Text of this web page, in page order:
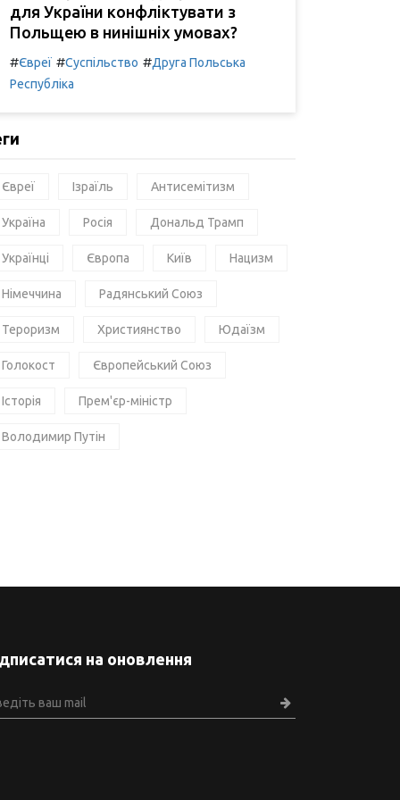
для України конфліктувати з
Польщею в нинішніх умовах?
#Євреї #Суспільство #Друга Польська
Республіка
Євреї Ізраїль Антисемітизм
Україна Росія Дональд Трамп
Українці Європа Київ Нацизм
Німеччина Радянський Союз
Тероризм Християнство Юдаїзм
Голокост Європейський Союз
Історія Прем'єр-міністр
Володимир Путін
на оновлення